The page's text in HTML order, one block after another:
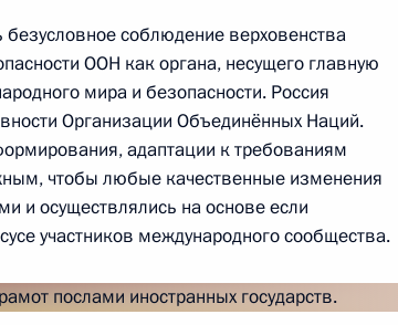
1
соблюдение верховенства
ООН как органа, несущего главную
мира и безопасности. Россия
Организации Объединённых Наций.
адаптации к требованиям
чтобы любые качественные изменения
и осуществлялись на основе если
участников международного сообщества.